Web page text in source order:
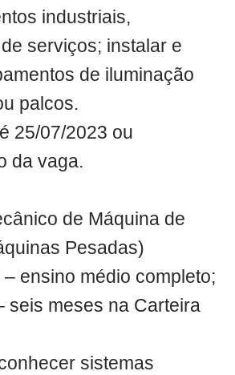
industriais,
serviços; instalar e
de iluminação
palcos.
25/07/2023 ou
da vaga.
de Máquina de
Pesadas)
– ensino médio completo;
seis meses na Carteira
sistemas